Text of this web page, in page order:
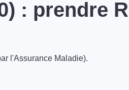
: prendre
l'Assurance Maladie).